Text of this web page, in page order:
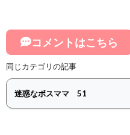
コメントはこちら
同じカテゴリの記事